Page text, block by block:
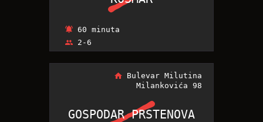
60 minuta
2-6
GOSPODAR PRSTENOVA
Bulevar Milutina
Milankovića 98
GOSPODAR PRSTENOVA